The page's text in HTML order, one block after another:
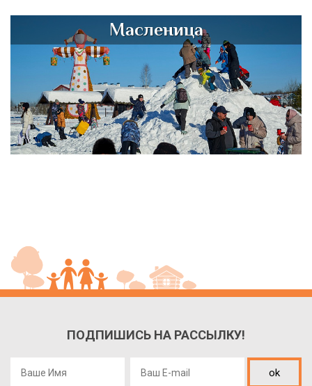
Масленица
ПОДПИШИСЬ НА РАССЫЛКУ!
ok